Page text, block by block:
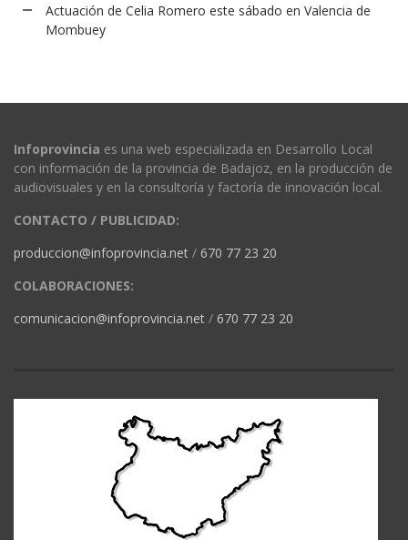
Actuación de Celia Romero este sábado en Valencia de
Mombuey
Infoprovincia es una web especializada en Desarrollo Local
con información de la provincia de Badajoz, en la producción de
audiovisuales y en la consultoría y factoría de innovación local.
CONTACTO / PUBLICIDAD:
produccion@infoprovincia.net / 670 77 23 20
COLABORACIONES:
comunicacion@infoprovincia.net / 670 77 23 20